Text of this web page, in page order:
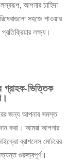
আপনার চাহিদা
সহজে পাওয়ার
লক্ষ্য।
গ্রাহক-ভিত্তিক
জন্য আপনার সমস্ত
করা। আমরা আপনার
ব্রাশলেস মোটরের
গুরুত্বপূর্ণ।